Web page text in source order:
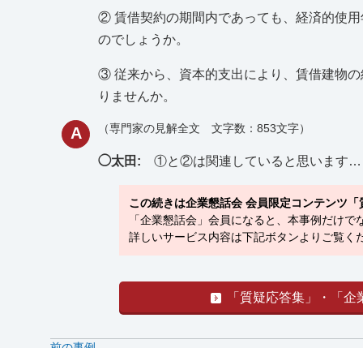
② 賃借契約の期間内であっても、経済的使
のでしょうか。
③ 従来から、資本的支出により、賃借建物
りませんか。
A （専門家の見解全文 文字数：853文字）
◯太田: ①と②は関連していると思いま
この続きは企業懇話会 会員限定コンテンツ
「企業懇話会」会員になると、本事例だけ
詳しいサービス内容は下記ボタンよりご覧
「質疑応答集」・「